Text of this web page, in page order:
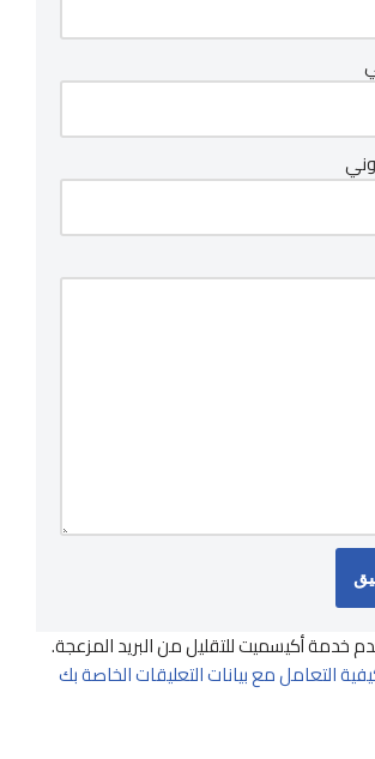
خدمة أكيسميت للتقليل من البريد المزعجة.
التعامل مع بيانات التعليقات الخاصة بك